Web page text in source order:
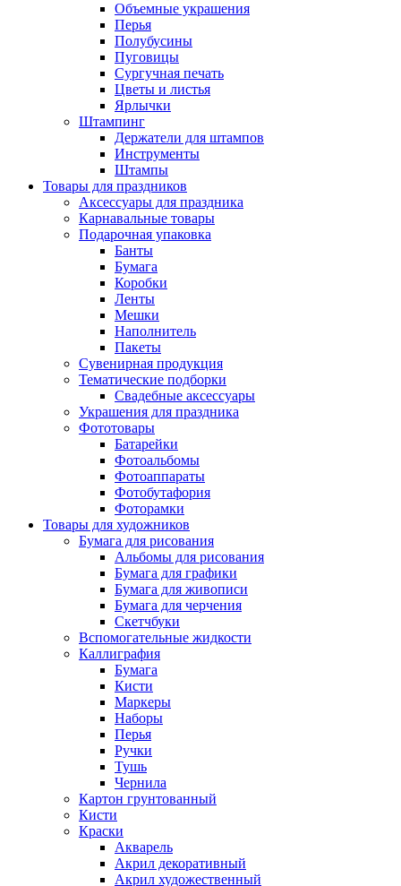
Объемные украшения
Перья
Полубусины
Пуговицы
Сургучная печать
Цветы и листья
Ярлычки
Штампинг
Держатели для штампов
Инструменты
Штампы
Товары для праздников
Аксессуары для праздника
Карнавальные товары
Подарочная упаковка
Банты
Бумага
Коробки
Ленты
Мешки
Наполнитель
Пакеты
Сувенирная продукция
Тематические подборки
Свадебные аксессуары
Украшения для праздника
Фототовары
Батарейки
Фотоальбомы
Фотоаппараты
Фотобутафория
Фоторамки
Товары для художников
Бумага для рисования
Альбомы для рисования
Бумага для графики
Бумага для живописи
Бумага для черчения
Скетчбуки
Вспомогательные жидкости
Каллиграфия
Бумага
Кисти
Маркеры
Наборы
Перья
Ручки
Тушь
Чернила
Картон грунтованный
Кисти
Краски
Акварель
Акрил декоративный
Акрил художественный